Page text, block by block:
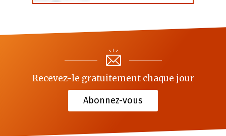
Recevez-le gratuitement chaque jour
Abonnez-vous